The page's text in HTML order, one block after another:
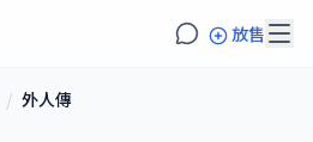
放售
/ 外人傳